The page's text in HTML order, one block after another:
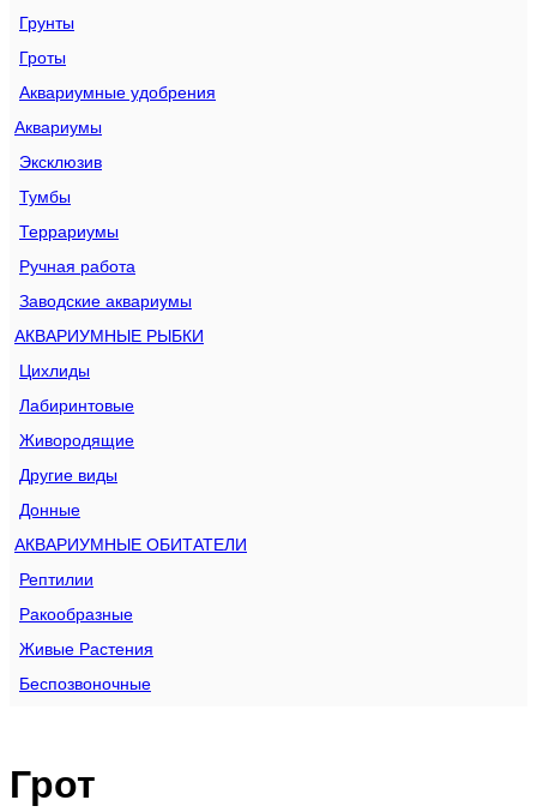
Грунты
Гроты
Аквариумные удобрения
Аквариумы
Эксклюзив
Тумбы
Террариумы
Ручная работа
Заводские аквариумы
АКВАРИУМНЫЕ РЫБКИ
Цихлиды
Лабиринтовые
Живородящие
Другие виды
Донные
АКВАРИУМНЫЕ ОБИТАТЕЛИ
Рептилии
Ракообразные
Живые Растения
Беспозвоночные
Грот